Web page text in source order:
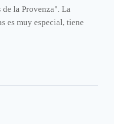
la Provenza". La
es muy especial, tiene